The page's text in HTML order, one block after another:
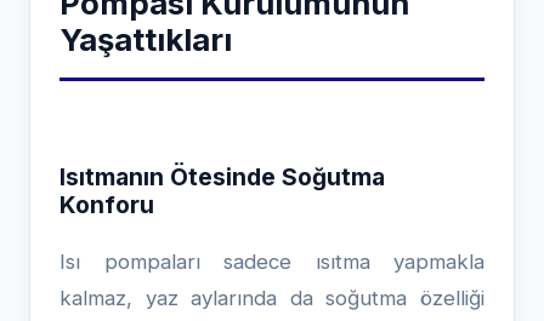
Yaşattıkları
Isıtmanın Ötesinde Soğutma
Konforu
Isı pompaları sadece ısıtma yapmakla
kalmaz, yaz aylarında da soğutma özelliği